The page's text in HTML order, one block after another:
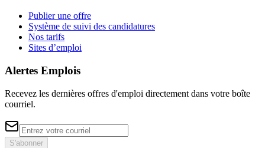
Publier une offre
Système de suivi des candidatures
Nos tarifs
Sites d’emploi
Alertes Emplois
Recevez les dernières offres d'emploi directement dans votre boîte
courriel.
S'abonner